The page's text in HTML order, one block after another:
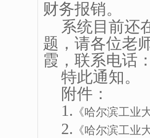
财务报销。
系统目前还
题，请各位老
霞，联系电话
特此通知。
附件：
1. 《哈尔滨工业
2. 《哈尔滨工业